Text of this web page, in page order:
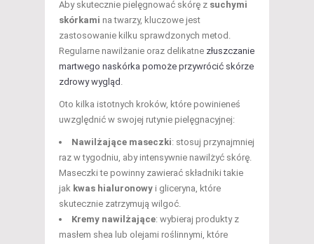
Aby skutecznie pielęgnować skórę z suchymi
skórkami na twarzy, kluczowe jest
zastosowanie kilku sprawdzonych metod.
Regularne nawilżanie oraz delikatne złuszczanie
martwego naskórka pomoże przywrócić skórze
zdrowy wygląd .
Oto kilka istotnych kroków, które powinieneś
uwzględnić w swojej rutynie pielęgnacyjnej:
Nawilżające maseczki: stosuj przynajmniej
raz w tygodniu, aby intensywnie nawilżyć skórę.
Maseczki te powinny zawierać składniki takie
jak kwas hialuronowy i gliceryna, które
skutecznie zatrzymują wilgoć.
Kremy nawilżające: wybieraj produkty z
masłem shea lub olejami roślinnymi, które